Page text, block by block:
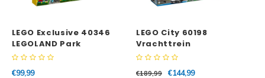
LEGO Exclusive 40346
LEGOLAND Park
€99,99
LEGO City 60198
Vrachttrein
€189,99
€144,99